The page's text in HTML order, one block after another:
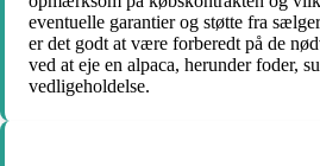
eventuelle garantier og støtte fra
er det godt at være forberedt på de
ved at eje en alpaca, herunder foder,
vedligeholdelse.